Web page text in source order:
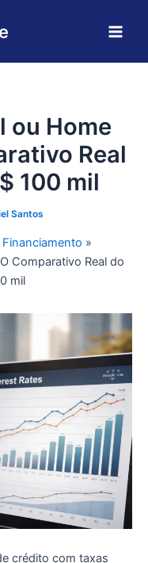
ou Home
Real
100 mil
Santos
Comparativo Real do
mil
crédito com taxas